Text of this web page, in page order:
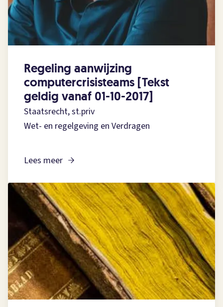
Regeling aanwijzing
computercrisisteams [Tekst
geldig vanaf 01-10-2017]
Staatsrecht, st.priv
Wet- en regelgeving en Verdragen
Lees meer